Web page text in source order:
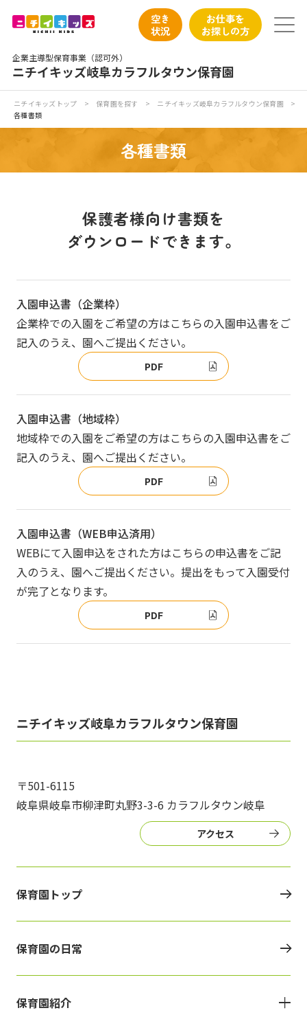
企業主導型保育事業（認可外）
ニチイキッズ岐阜カラフルタウン保育園
空き
状況
お仕事を
お探しの方
ニチイが大切にしていること
子育てひろばのご紹介
写真販売サービス
お仕事をお探しの方
よくあるご質問
保育園に関するお問い合わせ
ニチイキッズトップ > 保育園を探す > ニチイキッズ岐阜カラフルタウン保育園
>
各種書類
各種書類
保護者様向け書類を
ダウンロードできます。
入園申込書（企業枠）
企業枠での入園をご希望の方はこちらの入園申込書をご
記入のうえ、園へご提出ください。
PDF
入園申込書（地域枠）
地域枠での入園をご希望の方はこちらの入園申込書をご
記入のうえ、園へご提出ください。
PDF
入園申込書（WEB申込済用）
WEBにて入園申込をされた方はこちらの申込書をご記
入のうえ、園へご提出ください。提出をもって入園受付
が完了となります。
PDF
ニチイキッズ岐阜カラフルタウン保育園
〒501-6115
岐阜県岐阜市柳津町丸野3-3-6 カラフルタウン岐阜
アクセス
保育園トップ
保育園の日常
保育園紹介